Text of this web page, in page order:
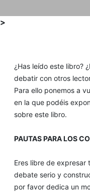
>
¿Has leído este libro?
debatir con otros
Para ello ponemos a
en la que podéis
sobre este libro.
PAUTAS PARA LOS
Eres libre de expresar
debate serio y
por favor dedica un